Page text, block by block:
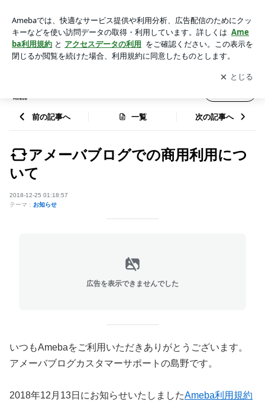
フブログアプリをダウンロードして ブログの更新通知
を受け取りまし
ょう。
開く
前の記事へ 一覧 次の記事へ
アメーバブログでの商用利用につ
いて
2018-12-25 01:18:57
テーマ： お知らせ
広告を表示できませんでした
いつもAmebaをご利用いただきありがとうございます。
アメーバブログカスタマーサポートの島野です。
2018年12月13日にお知らせいたしましたAmeba利用規約